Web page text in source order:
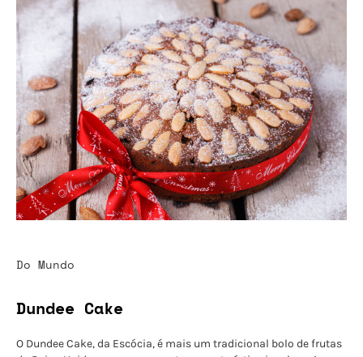
Do Mundo
Dundee Cake
O Dundee Cake, da Escócia, é mais um tradicional bolo de frutas